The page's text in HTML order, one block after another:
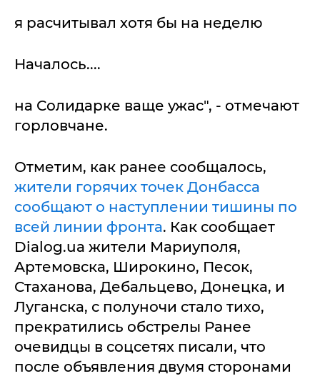
я расчитывал хотя бы на неделю
Началось....
на Солидарке ваще ужас", - отмечают
горловчане.
Отметим, как ранее сообщалось,
жители горячих точек Донбасса
сообщают о наступлении тишины по
всей линии фронта. Как сообщает
Dialog.ua жители Мариуполя,
Артемовска, Широкино, Песок,
Стаханова, Дебальцево, Донецка, и
Луганска, с полуночи стало тихо,
прекратились обстрелы Ранее
очевидцы в соцсетях писали, что
после объявления двумя сторонами